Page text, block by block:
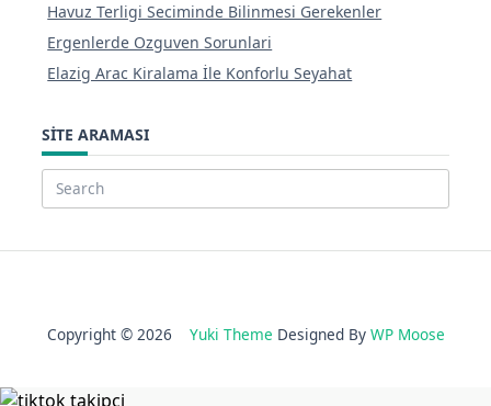
Havuz Terligi Seciminde Bilinmesi Gerekenler
Ergenlerde Ozguven Sorunlari
Elazig Arac Kiralama İle Konforlu Seyahat
SITE ARAMASI
Search
Copyright © 2026 Yuki Theme Designed By WP Moose